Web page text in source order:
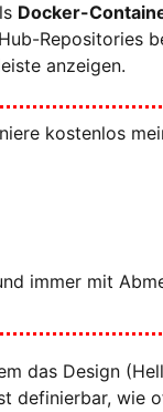
Docker-
Repositories
anzeigen.
kostenlos
immer mit
das Design
definierbar, wie